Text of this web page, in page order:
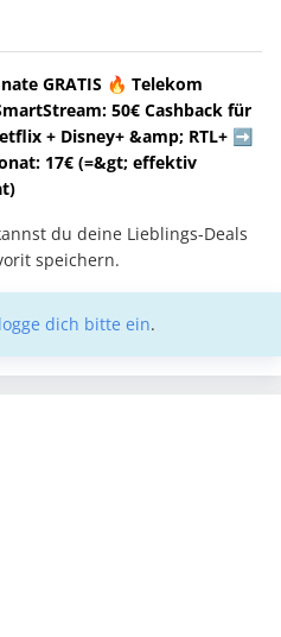
GRATIS 🔥 Telekom
50€ Cashback für
+ Disney+ &amp; RTL+ ➡️
17€ (=&gt; effektiv
du deine Lieblings-Deals
speichern.
logge dich bitte ein.